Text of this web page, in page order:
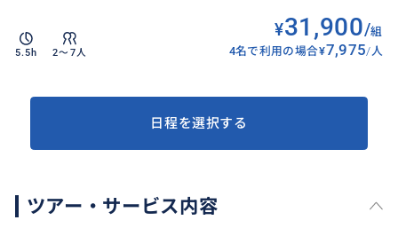
5.5h 2〜7人
¥31,900/組
4名で利用の場合¥7,975/人
日程を選択する
ツアー・サービス内容